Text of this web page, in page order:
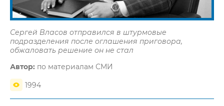
Сергей Власов отправился в штурмовые
подразделения после оглашения приговора,
обжаловать решение он не стал
Автор: по материалам СМИ
1994